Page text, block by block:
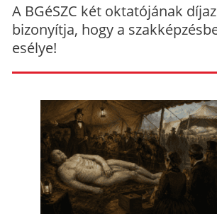
A BGéSZC két oktatójának
bizonyítja, hogy a
esélye!